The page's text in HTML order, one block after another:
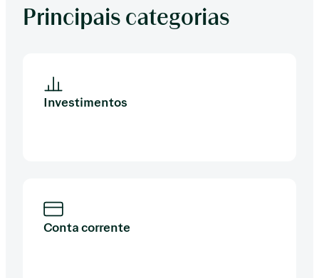
Principais categorias
Investimentos
Conta corrente